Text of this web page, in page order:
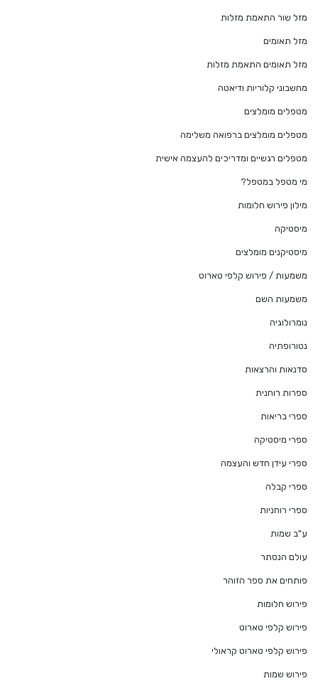
מזל שור התאמת מזלות
מזל תאומים
מזל תאומים התאמת מזלות
מחשבוני קלוריות ודיאטה
מטפלים מומלצים
מטפלים מומלצים ברפואה משלימה
מטפלים רגשיים ומדריכים להעצמה אישית
מי מטפל במטפל?
מילון פירוש חלומות
מיסטיקה
מיסטיקנים מומלצים
משמעות / פירוש קלפי טארוט
משמעות השם
נומרולוגיה
נטורופתיה
סדנאות והרצאות
ספרות רוחנית
ספרי בריאות
ספרי מיסטיקה
ספרי עידן חדש והעצמה
ספרי קבלה
ספרי רוחניות
ע"ב שמות
עולם הנסתר
פותחים את ספר הזוהר
פירוש חלומות
פירוש קלפי טארוט
פירוש קלפי טארוט קראולי
פירוש שמות